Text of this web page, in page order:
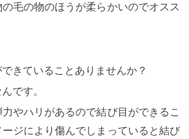
毛の物のほうが柔らかいのでオスス
きていることありませんか？
です。
やハリがあるので結び目ができるこ
ジにより傷んでしまっていると結び